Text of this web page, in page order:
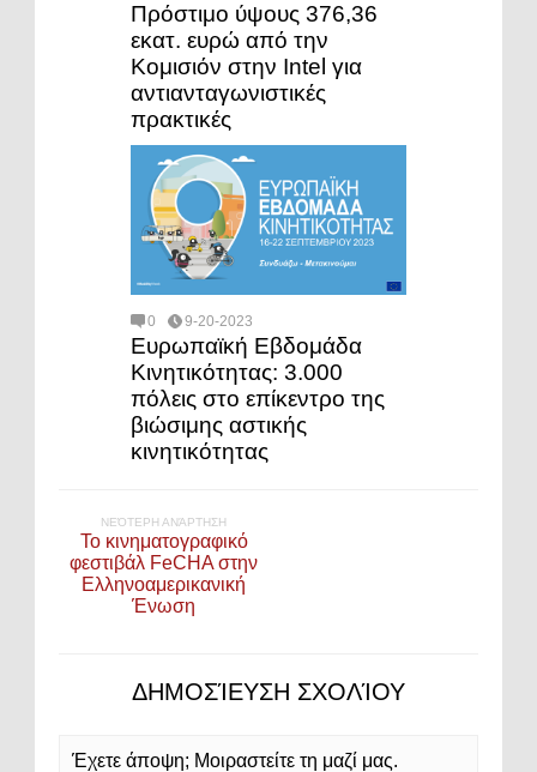
Πρόστιμο ύψους 376,36
εκατ. ευρώ από την
Κομισιόν στην Intel για
αντιανταγωνιστικές
πρακτικές
0 9-20-2023
Ευρωπαϊκή Εβδομάδα
Κινητικότητας: 3.000
πόλεις στο επίκεντρο της
βιώσιμης αστικής
κινητικότητας
ΝΕΌΤΕΡΗ ΑΝΆΡΤΗΣΗ
Το κινηματογραφικό
φεστιβάλ FeCHA στην
Ελληνοαμερικανική
Ένωση
ΔΗΜΟΣΊΕΥΣΗ ΣΧΟΛΊΟΥ
Έχετε άποψη; Μοιραστείτε τη μαζί μας.